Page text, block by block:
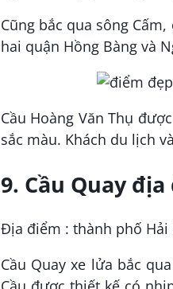
Cũng bắc qua sông
hai quận Hồng Bàng và
Cầu Hoàng Văn Thụ
sắc màu. Khách du lịch
9. Cầu Quay
Địa điểm : thành phố Hải
Cầu Quay xe lửa bắc